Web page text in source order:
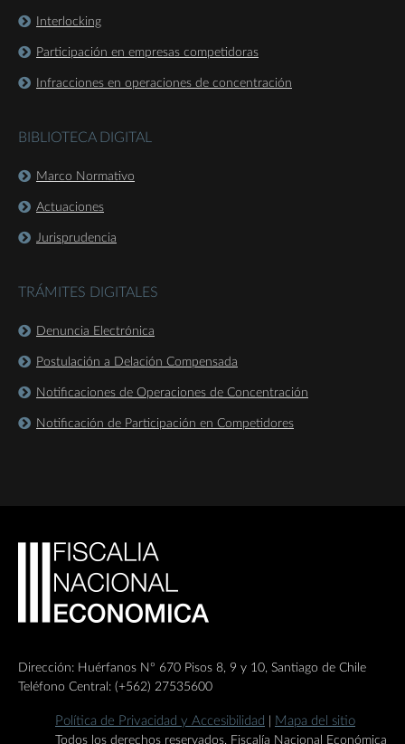
Interlocking
Participación en empresas competidoras
Infracciones en operaciones de concentración
BIBLIOTECA DIGITAL
Marco Normativo
Actuaciones
Jurisprudencia
TRÁMITES DIGITALES
Denuncia Electrónica
Postulación a Delación Compensada
Notificaciones de Operaciones de Concentración
Notificación de Participación en Competidores
Dirección: Huérfanos Nº 670 Pisos 8, 9 y 10, Santiago de Chile
Teléfono Central: (+562) 27535600
Política de Privacidad y Accesibilidad Mapa del sitio
Todos los derechos reservados, Fiscalía Nacional Económica